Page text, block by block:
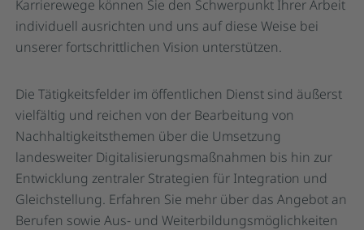
Karrierewege können Sie den Schwerpunkt Ihrer Arbeit
individuell ausrichten und uns auf diese Weise bei
unserer fortschrittlichen Vision unterstützen.
Die Tätigkeitsfelder im öffentlichen Dienst sind äußerst
vielfältig und reichen von der Bearbeitung von
Nachhaltigkeitsthemen über die Umsetzung
landesweiter Digitalisierungsmaßnahmen bis hin zur
Entwicklung zentraler Strategien für Integration und
Gleichstellung. Erfahren Sie mehr über das Angebot an
Berufen sowie Aus- und Weiterbildungsmöglichkeiten